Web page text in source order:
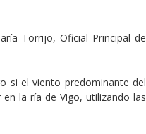
Torrijo, Oficial Principal de
si el viento predominante del
la ría de Vigo, utilizando las